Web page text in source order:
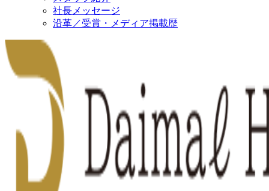
社長メッセージ
沿革／受賞・メディア掲載歴